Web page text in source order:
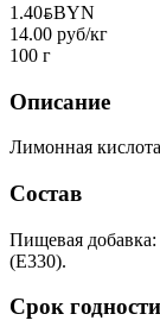
1.40BYNBYN
14.00 руб/кг
100 г
Описание
Лимонная
Состав
Пищевая добавка:
(Е330).
Срок годности